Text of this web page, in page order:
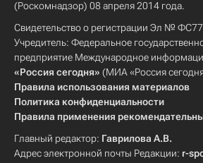
(Роскомнадзор) 08 апреля 2014 года.
Свидетельство о регистрации Эл №
Учредитель: Федеральное
предприятие Международное
«Россия сегодня» (МИА «Россия
Правила использования материалов
Политика конфиденциальности
Правила применения
Главный редактор: Гаврилова А.В.
Адрес электронной почты Редакции: r-